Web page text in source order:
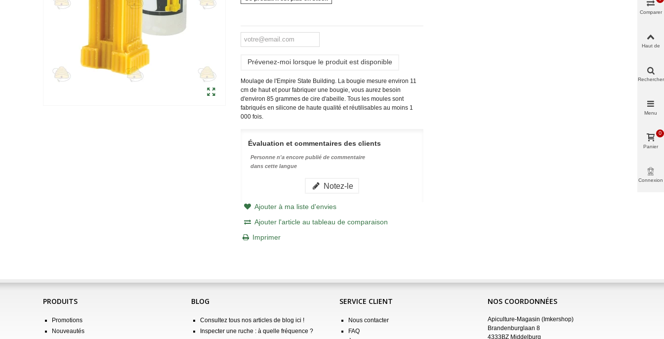
Prévenez-moi lorsque le produit est disponible
Moulage de l'Empire State Building. La bougie mesure environ 11
cm de haut et pour fabriquer une bougie, vous aurez besoin
d'environ 85 grammes de cire d'abeille. Tous les moules sont
fabriqués en silicone de haute qualité et réutilisables au moins 1
000 fois.
Évaluation et commentaires des clients
Personne n'a encore publié de commentaire
dans cette langue
Notez-le
Ajouter à ma liste d'envies
Ajouter l'article au tableau de comparaison
Imprimer
PRODUITS
Promotions
Nouveautés
BLOG
Consultez tous nos articles de blog ici !
Inspecter une ruche : à quelle fréquence ?
SERVICE CLIENT
Nous contacter
FAQ
NOS COORDONNÉES
Apiculture-Magasin (Imkershop)
Brandenburglaan 8
4333BZ Middelburg
Comparer
Haut de
Rechercher
Menu
Panier
0
Connexion